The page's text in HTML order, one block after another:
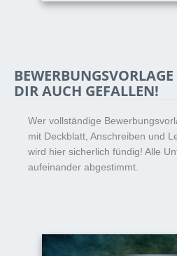
DIR AUCH GEFALLEN!
Wer vollständige
mit Deckblatt, Anschreiben und
wird hier sicherlich fündig! Alle
aufeinander abgestimmt.